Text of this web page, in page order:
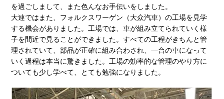
を過ごしまして、また色んなお手伝いをしました。
大連ではまた、フォルクスワーゲン（大众汽車）の工場を見学
する機会がありました。工場では、車が組み立てられていく様
子を間近で見ることができました。すべての工程がきちんと管
理されていて、部品が正確に組み合わされ、一台の車になって
いく過程は本当に驚きました。工場の効率的な管理のやり方に
ついても少し学べて、とても勉強になりました。